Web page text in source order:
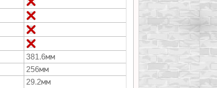
381.6мм
256мм
29.2мм